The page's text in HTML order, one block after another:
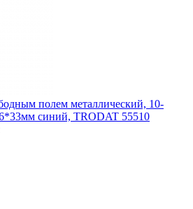
полем металлический, 10-
синий, TRODAT 55510